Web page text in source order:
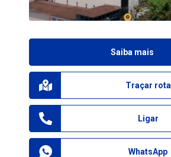
Saiba mais
Traçar rota
Ligar
WhatsApp